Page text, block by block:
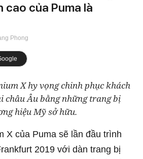
cao của Puma là
Phong
X hy vọng chinh phục khách
châu Âu bằng những trang bị
hiệu Mỹ sở hữu.
X của Puma sẽ lần đầu trình
2019 với dàn trang bị